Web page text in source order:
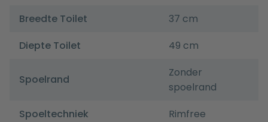
Breedte Toilet
37 cm
Diepte Toilet
49 cm
Spoelrand
Zonder
spoelrand
Spoeltechniek
Rimfree